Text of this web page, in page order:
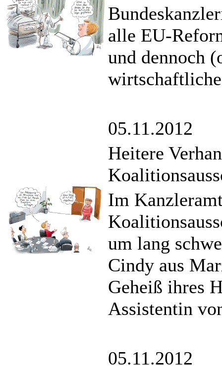
alle EU-
und dennoch
05.11.2012
Heitere
Im
um lang
Cindy aus
Geheiß ihres
Assistentin
05.11.2012